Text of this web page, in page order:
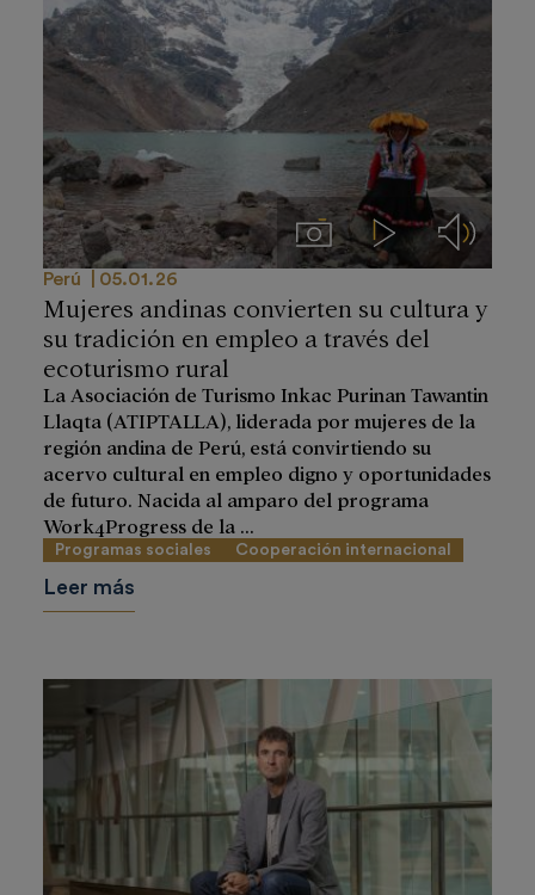
ImágenesVideos Audios
Perú 05.01.26
Mujeres andinas convierten su cultura y
su tradición en empleo a través del
ecoturismo rural
La Asociación de Turismo Inkac Purinan Tawantin
Llaqta (ATIPTALLA), liderada por mujeres de la
región andina de Perú, está convirtiendo su
acervo cultural en empleo digno y oportunidades
de futuro. Nacida al amparo del programa
Work4Progress de la ...
Programas sociales Cooperación internacional
Leer más